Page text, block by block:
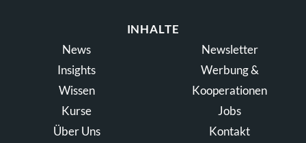
INHALTE
News
Insights
Wissen
Kurse
Über Uns
Newsletter
Werbung &
Kooperationen
Jobs
Kontakt